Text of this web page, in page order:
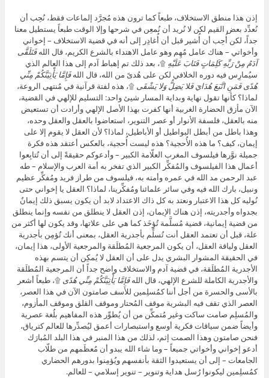
إذن هذا منطق الاستخلاف، طبعاً كما ترون هذه مُجرَّد إلماعات فقط، نُحِب أن
نُعدِّد بعض القيم لكن لا نُريد أن نُمعِن في شرحها وإلا الوقت طبعاً يستطيل معنا
جداً، لكن أُحِب أن أُشير قبل أن أُغادِر إلى أنه في قضية الاستخلاف – إخواني
وأخواتي – هناك عامل مُهِم وهو عامل الاهتداء بالشرع الكريم، قال اللهفَتَلَقَّى
آدَمُ مِنْ رَبِّهِ كَلِمَاتٍ فَتَابَ عَلَيْهِ ۩، بعد ذلك تم إهباط آدم إلى هذا العالم الذي
سيُمارِس فيه دوره الخلافي لكن على هُدىً من الله، قال اللهفَإِمَّا يَأْتِيَنَّكُمْ مِنِّي
هُدًى فَمَنِ اتَّبَعَ هُدَايَ فَلا يَضِلُّ وَلا يَشْقَى ۩، هذه لفتة قرآنية في مُنتهى الروعة،
لماذا؟ كأنها تقول نهاية وبداية المسار شيئ واحد: التسليم للإلهي في القضية،
الآن مأزق الحضارة الغربية أنها كفرت بهذا الأصل الإلهي وأرادت أن تستعيض
منه بالعقل، فلسفة الأنوار أو عصر التنوير، استعاضوا بالعقل والعقل وحده،
وهذا باطل من أبطل البواطيل أو الأباطيل، لماذا؟ لأن العقل لا يقوم إلا على
إيمان، كيف؟ ما هذه الأُحجية؟ هذه ليست أُحجية، بالعكس أعتقد هذه فكرة
جميلة نوَّرها فيلسوف المغرب العلّامة الكبير – وأدعوكم حقيقةً إلى أن تُتابِعوا
أعمال هذا الفيلسوف والمُفكِّر الكبير الذي تفخر به أمة العرب والإسلام – طه
عبد الرحمن مد الله في عمره وأمته به، فيلسوف من طراز فريد ومُفكِّر عظيم
ونبيل، بارك الله فيه وفي سائر علمائنا ومُفكِّرينا، لماذا؟ العقل يا إخواني حتى
نُوليه كل هذا الاعتبار ونعتد به كل ذاك الاعتداد لابد أن يكون يسبق ذلك إيمانٌ
بجدواه وأجدريته، إذن هناك الإيمان، إذن العقل لا ينطلق من نفسه وإنما ينطلق
من قضية إيمانية، قضية مُسلَّمة تُؤخَذ كما هي على علاتها، وقد يكون لها أكثر من
علة، قبل أن تعتمد العقل أنت تُسلِّم بأجدرية العقل، بمعنى أنك تُؤمِن بأجدرية
العقل ولياقة العقل، أن يكون المرجعية المُطلَقة والمرجعية الأولى، هذا إيمان،
في الحقيقة المشوار البشري يدل على أن العقل لا يُمكِن أن يتسم بهذه
الأجدرية المُطلَقة، في قضية آدم والاستخلاف واضح جداً أن المرجعية المُطلَقة
والأجدرية الكاملة للشرع الإلهي، قال اللهفَإِمَّا يَأْتِيَنَّكُمْ مِنِّي هُدًى ۩، طبعاً أشعر
بالأسى والحسرة من أجل أننا كمُسلِمين للأسف صامتون الآن في هذا العصر،
العصر الذي تقف فيه البشرية موقف المُحتار وموقف القلق وموقف المأزوم،
والمُسلِم صامت ساكت وغير مُتمكِّن من أن يُطوِّر هذه المفاهيم بلُغة عصرية
وأيضاً ضمن سياقات فكرية أوسع واستبصارات أعمق ليُصدِّرها للعالم كترياق،
فنحن صامتون وهذا الصمت إثم، لذلك من هذا المنبر في هذا البلد المُبارَك
أدعو إخواني وأخواتي جميعاً – وما شاء الله يبدو أن مُعظَمهم من طلّاب
الجامعات – إلى أن يستعيدوا الثقة بأنفسهم ويُؤمِنوا بدورهم الحضاري
كمُسلِمين ليكونوا رُسل هداية وتنوير – تنوير إسلامي – للعالم.